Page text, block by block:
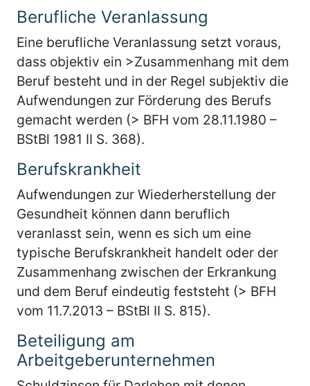
Berufliche Veranlassung
Eine berufliche Veranlassung setzt voraus,
dass objektiv ein >Zusammenhang mit dem
Beruf besteht und in der Regel subjektiv die
Aufwendungen zur Förderung des Berufs
gemacht werden (> BFH vom 28.11.1980 –
BStBl 1981 II S. 368).
Berufskrankheit
Aufwendungen zur Wiederherstellung der
Gesundheit können dann beruflich
veranlasst sein, wenn es sich um eine
typische Berufskrankheit handelt oder der
Zusammenhang zwischen der Erkrankung
und dem Beruf eindeutig feststeht (> BFH
vom 11.7.2013 – BStBl II S. 815).
Beteiligung am
Arbeitgeberunternehmen